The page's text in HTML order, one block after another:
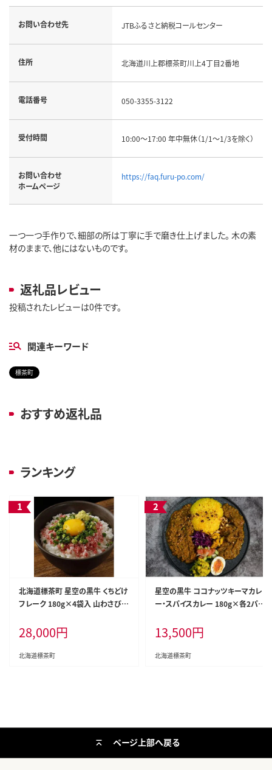
お問い合わせ先 JTBふるさと納税コールセンター
住所 北海道川上郡標茶町川上4丁目2番地
電話番号 050-3355-3122
受付時間 10:00～17:00 年中無休（1/1～1/3を除く）
お問い合わせ
ホームページ
https://faq.furu-po.com/
一つ一つ手作りで、細部の所は丁寧に手で磨き仕上げました。 木の素
材のままで、他にはないものです。
返礼品レビュー
投稿されたレビューは0件です。
関連キーワード
標茶町
おすすめ返礼品
ランキング
北海道標茶町 星空の黒牛 くちどけ
フレーク 180g×4袋入 山わさび 8
凍 どんぶり 丼 人気 ちらし寿司 冷
凍 ギフト 取り寄せ 国産和牛 トロ
ふりかけ 標茶町 北海道 】
28,000円
北海道標茶町
星空の黒牛 ココナッツキーマカレ
ー・スパイスカレー 180g×各2パッ
13,500円
北海道標茶町
ページ上部へ戻る